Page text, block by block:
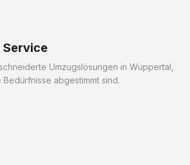
Umzugslösungen in Wuppertal,
abgestimmt sind.